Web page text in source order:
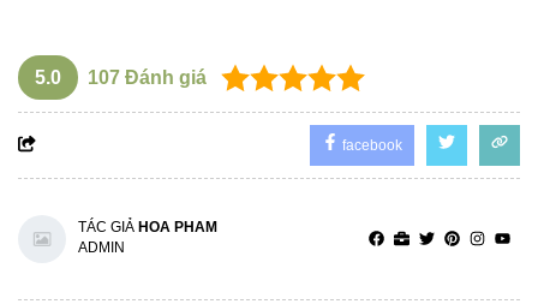
5.0 107 Đánh giá
facebook
TÁC GIẢ HOA PHAM
ADMIN